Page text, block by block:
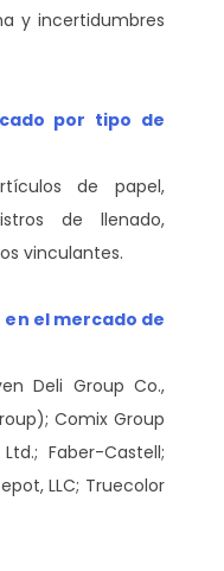
y incertidumbres
por tipo de
de papel,
de llenado,
vinculantes.
en el mercado de
Deli Group Co.,
Comix Group
Faber-Castell;
LLC; Truecolor